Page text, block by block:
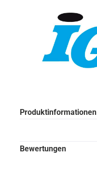
Produktinformationen
Bewertungen